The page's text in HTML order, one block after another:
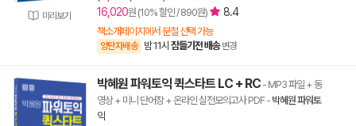
미리보기 16,020원 (10% 할인 / 890원) 8.4
책소개페이지에서 분철 선택 가능
양탄자배송 밤 11시 잠들기전 배송 변경
박혜원 파워토익 퀵스타트 LC + RC - MP3 파일 + 동
영상 + 미니 단어장 + 온라인 실전모의고사 PDF- 박혜원 파워토
익